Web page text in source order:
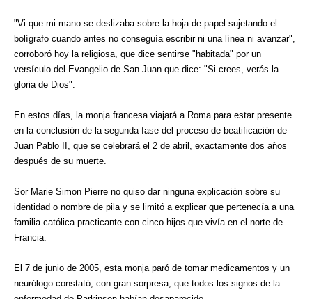
"Vi que mi mano se deslizaba sobre la hoja de papel sujetando el
bolígrafo cuando antes no conseguía escribir ni una línea ni avanzar",
corroboró hoy la religiosa, que dice sentirse "habitada" por un
versículo del Evangelio de San Juan que dice: "Si crees, verás la
gloria de Dios".
En estos días, la monja francesa viajará a Roma para estar presente
en la conclusión de la segunda fase del proceso de beatificación de
Juan Pablo II, que se celebrará el 2 de abril, exactamente dos años
después de su muerte.
Sor Marie Simon Pierre no quiso dar ninguna explicación sobre su
identidad o nombre de pila y se limitó a explicar que pertenecía a una
familia católica practicante con cinco hijos que vivía en el norte de
Francia.
El 7 de junio de 2005, esta monja paró de tomar medicamentos y un
neurólogo constató, con gran sorpresa, que todos los signos de la